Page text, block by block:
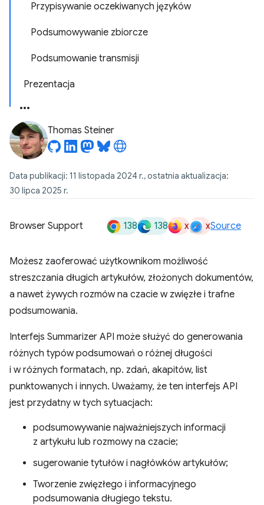
Przypisywanie oczekiwanych języków
Podsumowywanie zbiorcze
Podsumowanie transmisji
Prezentacja
Thomas Steiner
Data publikacji: 11 listopada 2024 r., ostatnia aktualizacja:
30 lipca 2025 r.
Browser Support 138 138 x xSource
Możesz zaoferować użytkownikom możliwość
streszczania długich artykułów, złożonych dokumentów,
a nawet żywych rozmów na czacie w zwięzłe i trafne
podsumowania.
Interfejs Summarizer API może służyć do generowania
różnych typów podsumowań o różnej długości
i w różnych formatach, np. zdań, akapitów, list
punktowanych i innych. Uważamy, że ten interfejs API
jest przydatny w tych sytuacjach:
podsumowywanie najważniejszych informacji
z artykułu lub rozmowy na czacie;
sugerowanie tytułów i nagłówków artykułów;
Tworzenie zwięzłego i informacyjnego
podsumowania długiego tekstu.